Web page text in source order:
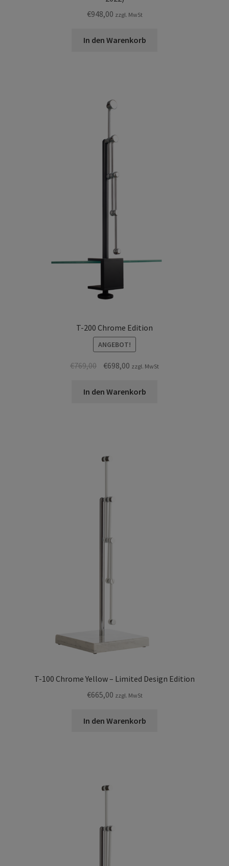
€948,00 zzgl. MwSt
In den Warenkorb
T-200 Chrome Edition
ANGEBOT!
€769,00
Ursprünglicher
war:
€698,00Aktueller
ist:
zzgl. MwSt
In den Warenkorb
T-100 Chrome Yellow – Limited Design Edition
€665,00 zzgl. MwSt
In den Warenkorb